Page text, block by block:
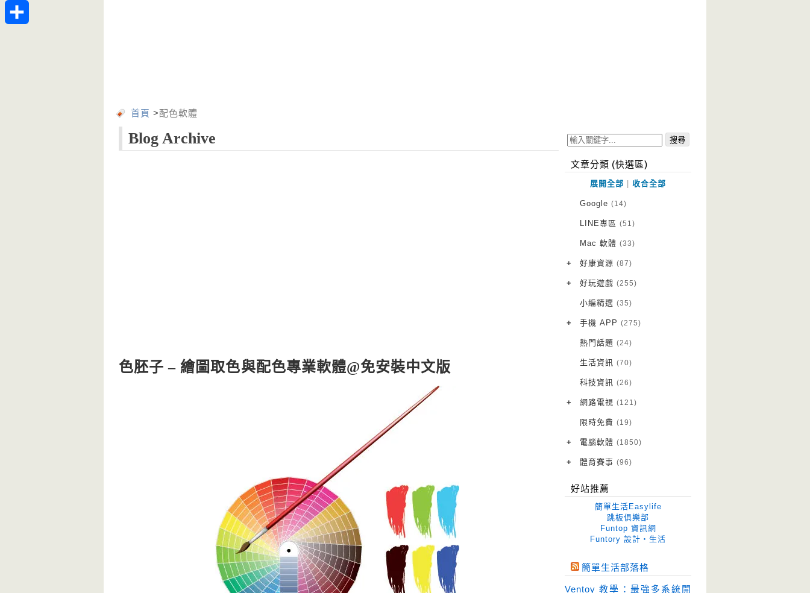
首頁 >配色軟體
Blog Archive
色胚子 – 繪圖取色與配色專業軟體@免安裝中文版
文章分類 (快選區)
展開全部 收合全部
Google (14)
LINE專區 (51)
Mac 軟體 (33)
+ 好康資源 (87)
VPN 翻牆
免費資源
字體下載
網站推薦
+ 好玩遊戲 (255)
Android 遊戲
iOS 遊戲
網頁遊戲
電腦遊戲
小編精選 (35)
+ 手機 APP (275)
Android 軟體
iOS 軟體
Root 相關
越獄JB
熱門話題 (24)
生活資訊 (70)
科技資訊 (26)
+ 網路電視 (121)
電視影集
電視節目
限時免費 (19)
+ 電腦軟體 (1850)
作業系統
優化軟體 (43)
光碟工具 (33)
免安裝 (679)
即時通訊 (28)
+ 體育賽事 (96)
好站推薦
簡單生活Easylife
跳板俱樂部
Funtop 資訊網
Funtory 設計‧生活
簡單生活部落格
Ventoy 教學：最強多系統開
Telegram